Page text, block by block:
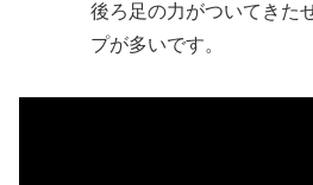
後ろ足の力がついてきた
プが多いです。